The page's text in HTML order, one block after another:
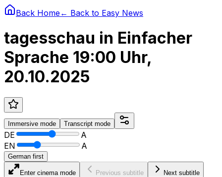
Back Home← Back to Easy News
tagesschau in Einfacher
Sprache 19:00 Uhr,
20.10.2025
Immersive mode Transcript mode
DE
A
EN
A
German first
Enter cinema mode Previous subtitle Next subtitle